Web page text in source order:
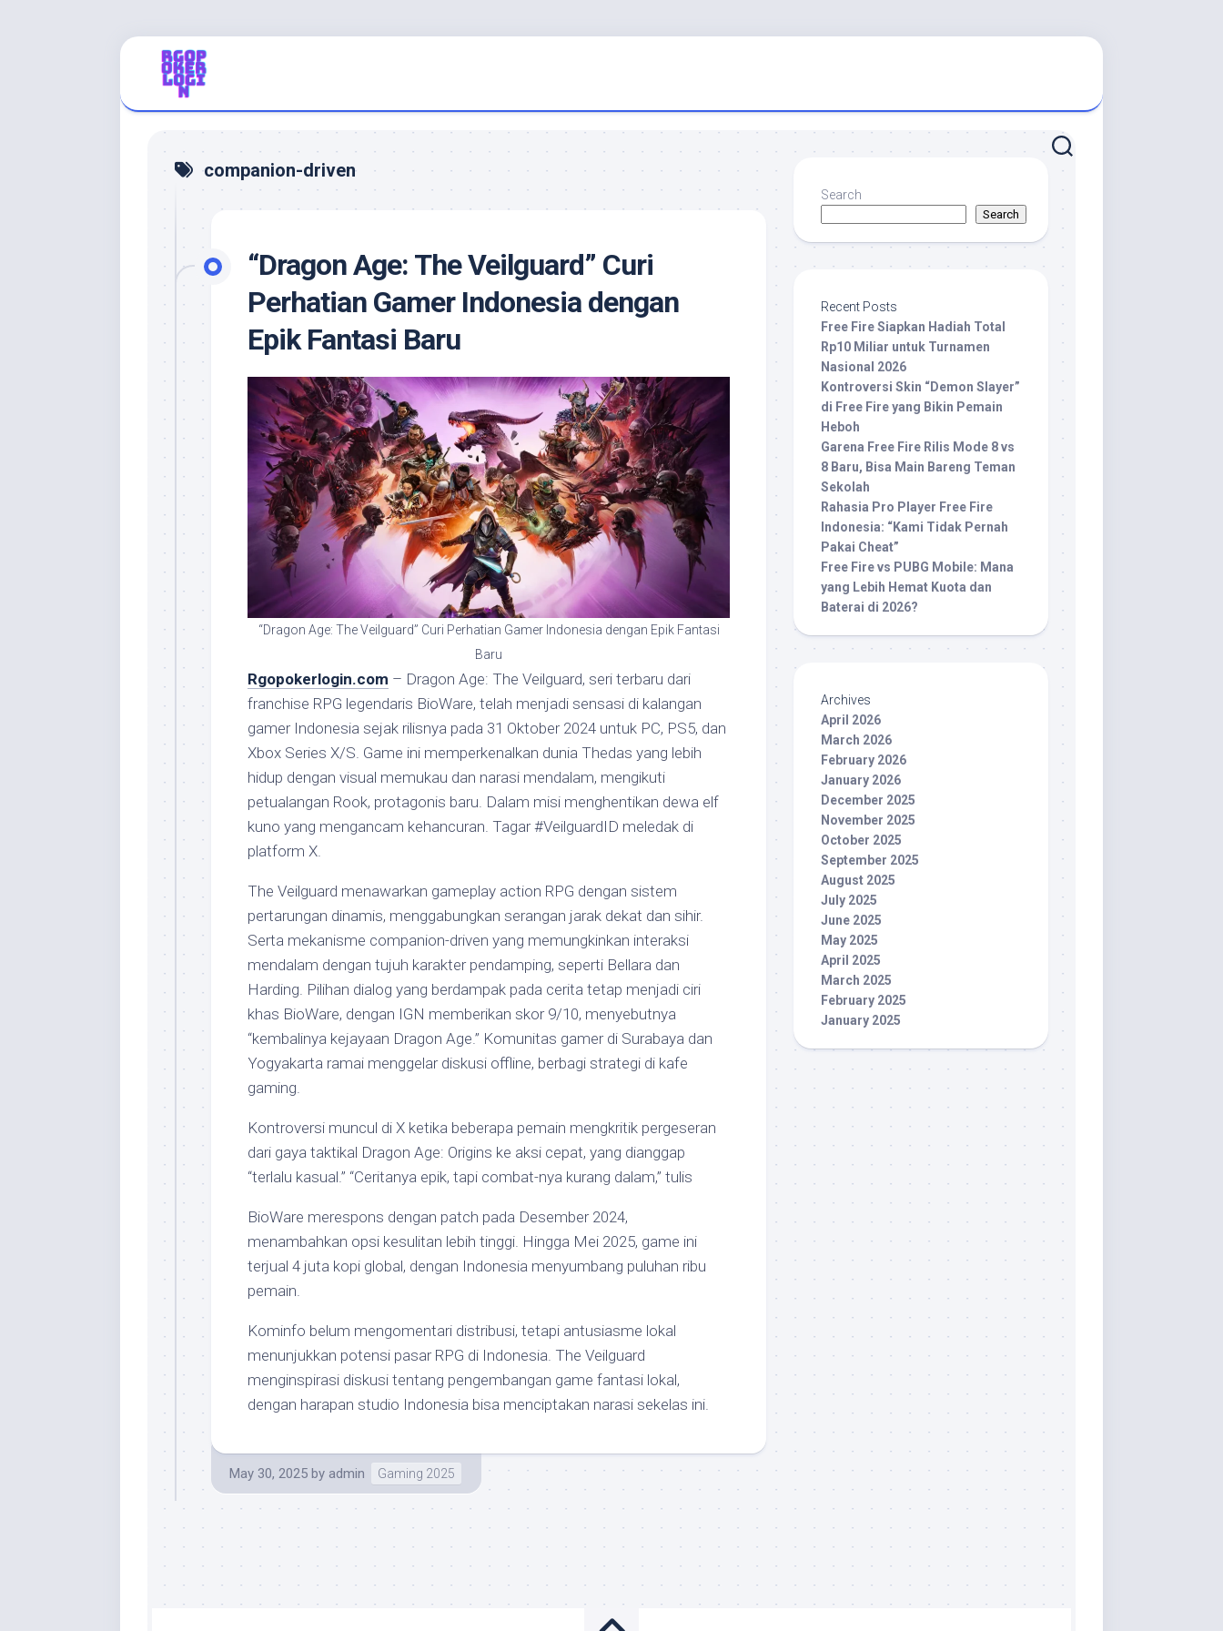
companion-driven
“Dragon Age: The Veilguard” Curi
Perhatian Gamer Indonesia dengan
Epik Fantasi Baru
“Dragon Age: The Veilguard” Curi Perhatian Gamer Indonesia dengan Epik Fantasi
Baru
Rgopokerlogin.com – Dragon Age: The Veilguard, seri terbaru dari
franchise RPG legendaris BioWare, telah menjadi sensasi di kalangan
gamer Indonesia sejak rilisnya pada 31 Oktober 2024 untuk PC, PS5, dan
Xbox Series X/S. Game ini memperkenalkan dunia Thedas yang lebih
hidup dengan visual memukau dan narasi mendalam, mengikuti
petualangan Rook, protagonis baru. Dalam misi menghentikan dewa elf
kuno yang mengancam kehancuran. Tagar #VeilguardID meledak di
platform X.
The Veilguard menawarkan gameplay action RPG dengan sistem
pertarungan dinamis, menggabungkan serangan jarak dekat dan sihir.
Serta mekanisme companion-driven yang memungkinkan interaksi
mendalam dengan tujuh karakter pendamping, seperti Bellara dan
Harding. Pilihan dialog yang berdampak pada cerita tetap menjadi ciri
khas BioWare, dengan IGN memberikan skor 9/10, menyebutnya
“kembalinya kejayaan Dragon Age.” Komunitas gamer di Surabaya dan
Yogyakarta ramai menggelar diskusi offline, berbagi strategi di kafe
gaming.
Kontroversi muncul di X ketika beberapa pemain mengkritik pergeseran
dari gaya taktikal Dragon Age: Origins ke aksi cepat, yang dianggap
“terlalu kasual.” “Ceritanya epik, tapi combat-nya kurang dalam,” tulis
BioWare merespons dengan patch pada Desember 2024,
menambahkan opsi kesulitan lebih tinggi. Hingga Mei 2025, game ini
terjual 4 juta kopi global, dengan Indonesia menyumbang puluhan ribu
pemain.
Kominfo belum mengomentari distribusi, tetapi antusiasme lokal
menunjukkan potensi pasar RPG di Indonesia. The Veilguard
menginspirasi diskusi tentang pengembangan game fantasi lokal,
dengan harapan studio Indonesia bisa menciptakan narasi sekelas ini.
May 30, 2025 by admin Gaming 2025
Search
Search
Recent Posts
Free Fire Siapkan Hadiah Total
Rp10 Miliar untuk Turnamen
Nasional 2026
Kontroversi Skin “Demon Slayer”
di Free Fire yang Bikin Pemain
Heboh
Garena Free Fire Rilis Mode 8 vs
8 Baru, Bisa Main Bareng Teman
Sekolah
Rahasia Pro Player Free Fire
Indonesia: “Kami Tidak Pernah
Pakai Cheat”
Free Fire vs PUBG Mobile: Mana
yang Lebih Hemat Kuota dan
Baterai di 2026?
Archives
April 2026
March 2026
February 2026
January 2026
December 2025
November 2025
October 2025
September 2025
August 2025
July 2025
June 2025
May 2025
April 2025
March 2025
February 2025
January 2025